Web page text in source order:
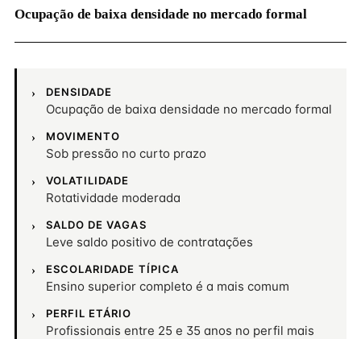
Ocupação de baixa densidade no mercado formal
DENSIDADE
Ocupação de baixa densidade no mercado formal
MOVIMENTO
Sob pressão no curto prazo
VOLATILIDADE
Rotatividade moderada
SALDO DE VAGAS
Leve saldo positivo de contratações
ESCOLARIDADE TÍPICA
Ensino superior completo é a mais comum
PERFIL ETÁRIO
Profissionais entre 25 e 35 anos no perfil mais